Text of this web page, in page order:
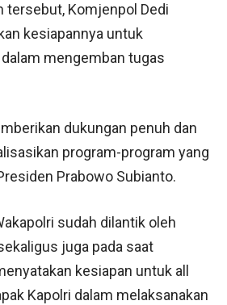
tersebut, Komjenpol Dedi
kesiapannya untuk
mengemban tugas
dukungan penuh dan
program-program yang
Prabowo Subianto.
sudah dilantik oleh
juga pada saat
kesiapan untuk all
Kapolri dalam melaksanakan